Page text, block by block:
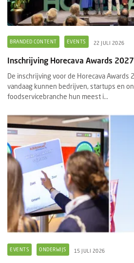
BRANDED CONTENT EVENTS 22 JULI 2026
Inschrijving Horecava Awards
De inschrijving voor de Horecava Awards
vandaag kunnen bedrijven, startups en
foodservicebranche hun meest i...
EVENTS ONDERWIJS 15 JULI 2026